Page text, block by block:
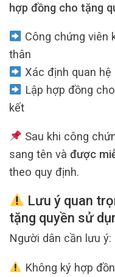
hợp đồng cho tặng
Công chứng viên
thân
Xác định quan
Lập hợp đồng
kết
Sau khi công
sang tên và được
theo quy định.
Lưu ý quan
tặng quyền sử
Người dân cần lưu ý:
Không ký hợp